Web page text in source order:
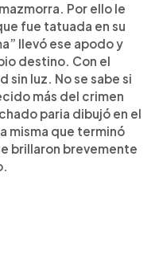
Por ello le
fue tatuada en su
llevó ese apodo y
destino. Con el
luz. No se sabe si
más del crimen
paria dibujó en el
misma que terminó
brillaron brevemente